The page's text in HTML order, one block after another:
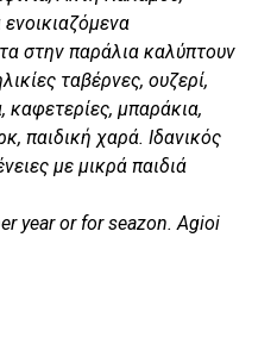
στην παράλια καλύπτουν
ταβέρνες, ουζερί,
καφετερίες, μπαράκια,
παιδική χαρά. Ιδανικός
με μικρά παιδιά
year or for seazon. Agioi